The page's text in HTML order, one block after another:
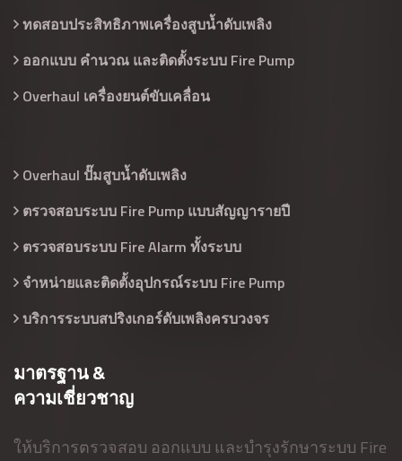
ทดสอบประสิทธิภาพเครื่องสูบน้ำดับเพลิง
ออกแบบ คำนวณ และติดตั้งระบบ Fire Pump
Overhaul เครื่องยนต์ขับเคลื่อน
Overhaul ปั๊มสูบน้ำดับเพลิง
ตรวจสอบระบบ Fire Pump แบบสัญญารายปี
ตรวจสอบระบบ Fire Alarm ทั้งระบบ
จำหน่ายและติดตั้งอุปกรณ์ระบบ Fire Pump
บริการระบบสปริงเกอร์ดับเพลิงครบวงจร
มาตรฐาน &
ความเชี่ยวชาญ
ให้บริการตรวจสอบ ออกแบบ และบำรุงรักษาระบบ Fire